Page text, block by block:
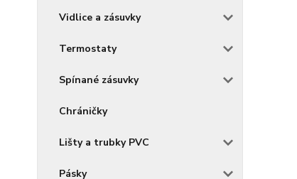
Vidlice a zásuvky
Termostaty
Spínané zásuvky
Chráničky
Lišty a trubky PVC
Pásky